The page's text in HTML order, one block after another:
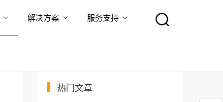
解决方案 服务支持
热门文章